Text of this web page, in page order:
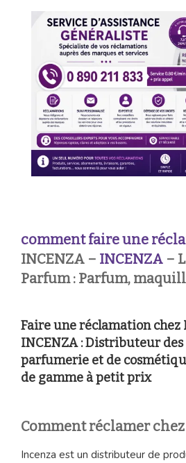
comment faire une
INCENZA – INCENZA –
Parfum : Parfum,
Faire une réclamation chez
INCENZA : Distributeur
parfumerie et de
de gamme à petit prix
Comment réclamer chez
Incenza est un distributeur de